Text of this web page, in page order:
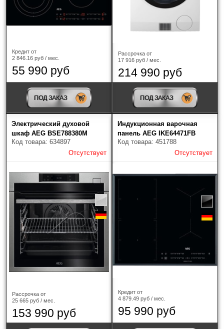
Кредит от
2 846.16 руб / мес.
55 990 руб
ПОД ЗАКАЗ
Рассрочка от
17 916 руб / мес.
214 990 руб
ПОД ЗАКАЗ
Электрический духовой
шкаф AEG BSE788380M
Код товара: 634897
Отсутствует
Рассрочка от
25 665 руб / мес.
153 990 руб
Индукционная варочная
панель AEG IKE64471FB
Код товара: 451788
Отсутствует
Кредит от
4 879.49 руб / мес.
95 990 руб